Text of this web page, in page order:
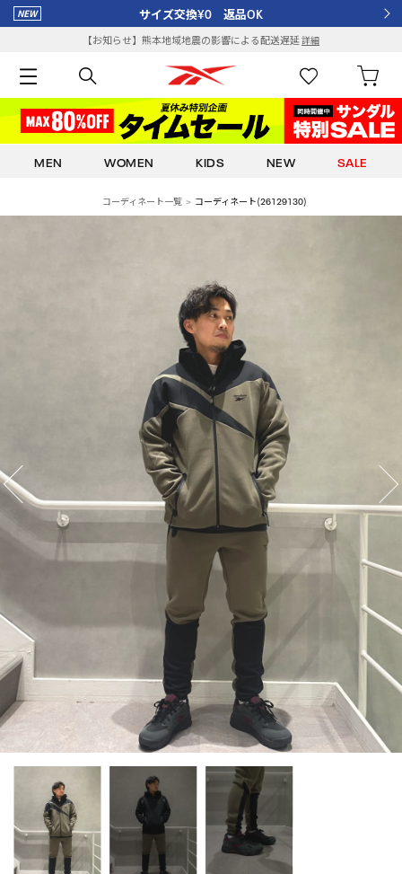
サイズ交換¥0 返品OK
【お知らせ】熊本地域地震の影響による配送遅延詳細
MEN WOMEN KIDS NEW SALE
コーディネート一覧 コーディネート(26129130)